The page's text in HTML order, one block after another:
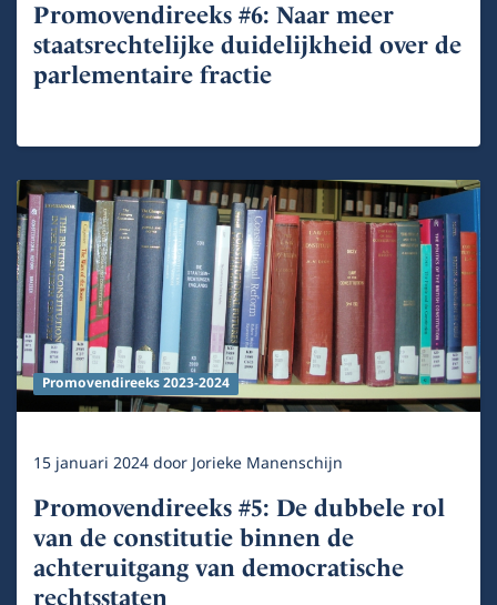
Promovendireeks #6: Naar meer
staatsrechtelijke duidelijkheid over de
parlementaire fractie
Promovendireeks 2023-2024
15 januari 2024doorJorieke Manenschijn
Promovendireeks #5: De dubbele rol
van de constitutie binnen de
achteruitgang van democratische
rechtsstaten